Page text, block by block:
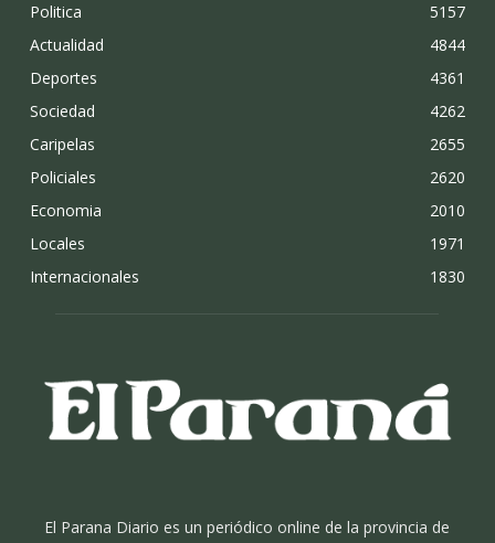
Politica
5157
Actualidad
4844
Deportes
4361
Sociedad
4262
Caripelas
2655
Policiales
2620
Economia
2010
Locales
1971
Internacionales
1830
El Parana Diario es un periódico online de la provincia de